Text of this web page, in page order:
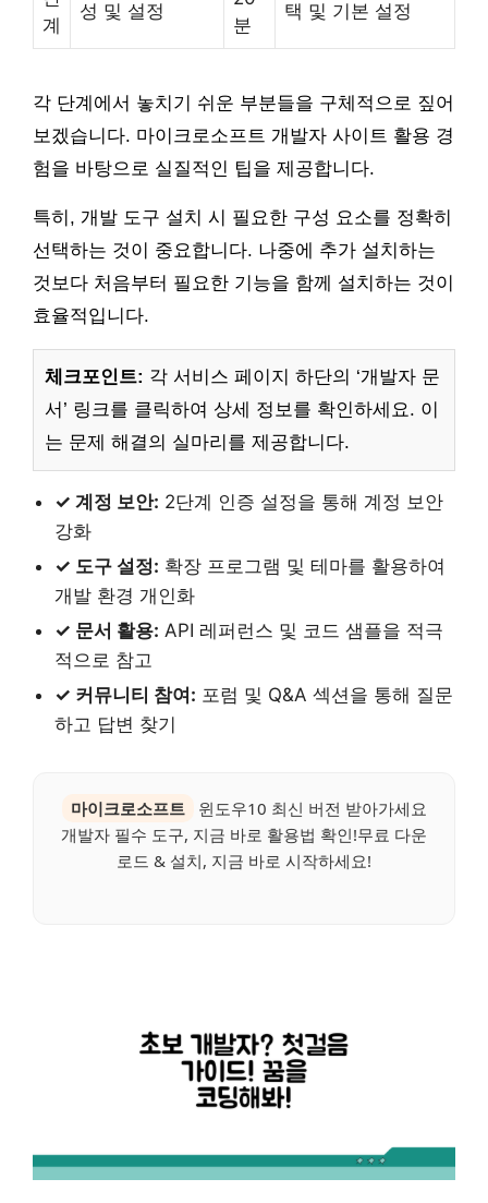
계
성 및 설정
분
택 및 기본 설정
각 단계에서 놓치기 쉬운 부분들을 구체적으로 짚어
보겠습니다. 마이크로소프트 개발자 사이트 활용 경
험을 바탕으로 실질적인 팁을 제공합니다.
특히, 개발 도구 설치 시 필요한 구성 요소를 정확히
선택하는 것이 중요합니다. 나중에 추가 설치하는
것보다 처음부터 필요한 기능을 함께 설치하는 것이
효율적입니다.
체크포인트: 각 서비스 페이지 하단의 ‘개발자 문
서’ 링크를 클릭하여 상세 정보를 확인하세요. 이
는 문제 해결의 실마리를 제공합니다.
✓ 계정 보안: 2단계 인증 설정을 통해 계정 보안
강화
✓ 도구 설정: 확장 프로그램 및 테마를 활용하여
개발 환경 개인화
✓ 문서 활용: API 레퍼런스 및 코드 샘플을 적극
적으로 참고
✓ 커뮤니티 참여: 포럼 및 Q&A 섹션을 통해 질문
하고 답변 찾기
마이크로소프트
윈도우10 최신 버전 받아가세요
개발자 필수 도구, 지금 바로 활용법 확인!무료 다운
로드 & 설치, 지금 바로 시작하세요!